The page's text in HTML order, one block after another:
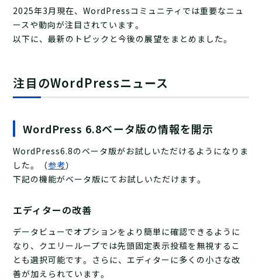
2025年3月現在、WordPressコミュニティでは重要なニュ
ースや動向が注目されています。
以下に、最新のトピックと今後の展望をまとめました。
注目のWordPressニュース
WordPress 6.8ベータ版の情報を開示
WordPress6.8のベータ版がお試しいただけるようになりま
した。（参考）
下記の機能がベータ版にてお試しいただけます。
エディターの改善
データビューでオプションをより簡単に確認できるように
なり、クエリーループでは先頭固定表示投稿を無視するこ
とも選択可能です。さらに、エディターに多くの小さな改
善が加えられています。